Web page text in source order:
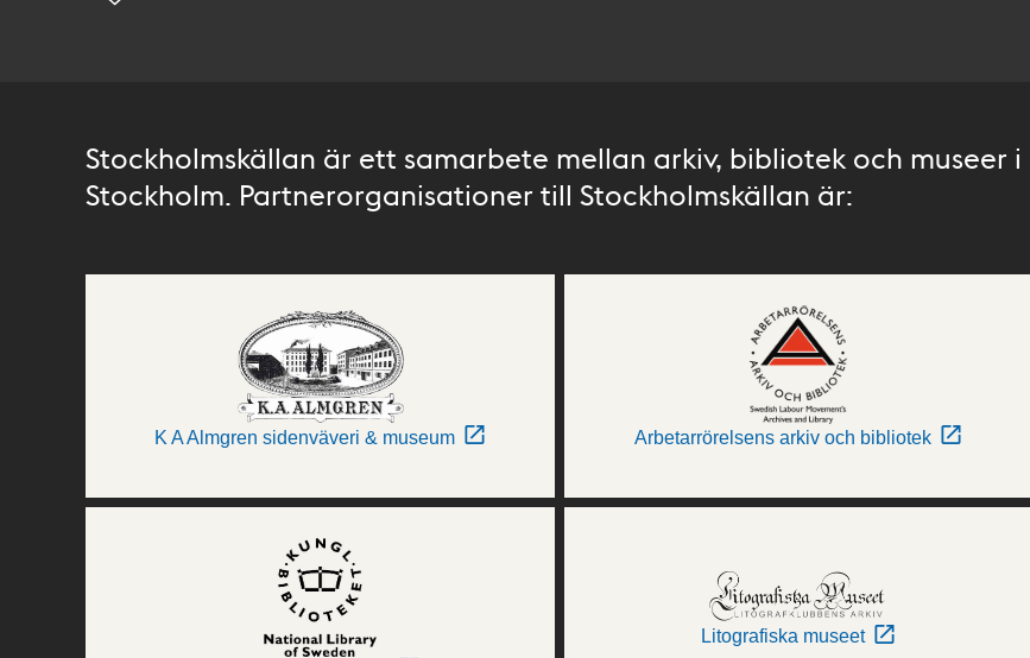
Stockholmskällan är ett samarbete mellan arkiv, bibliotek och museer i
Stockholm. Partnerorganisationer till Stockholmskällan är:
K A Almgren sidenväveri & museum Arbetarrörelsens arkiv och bibliotek
Litografiska museet